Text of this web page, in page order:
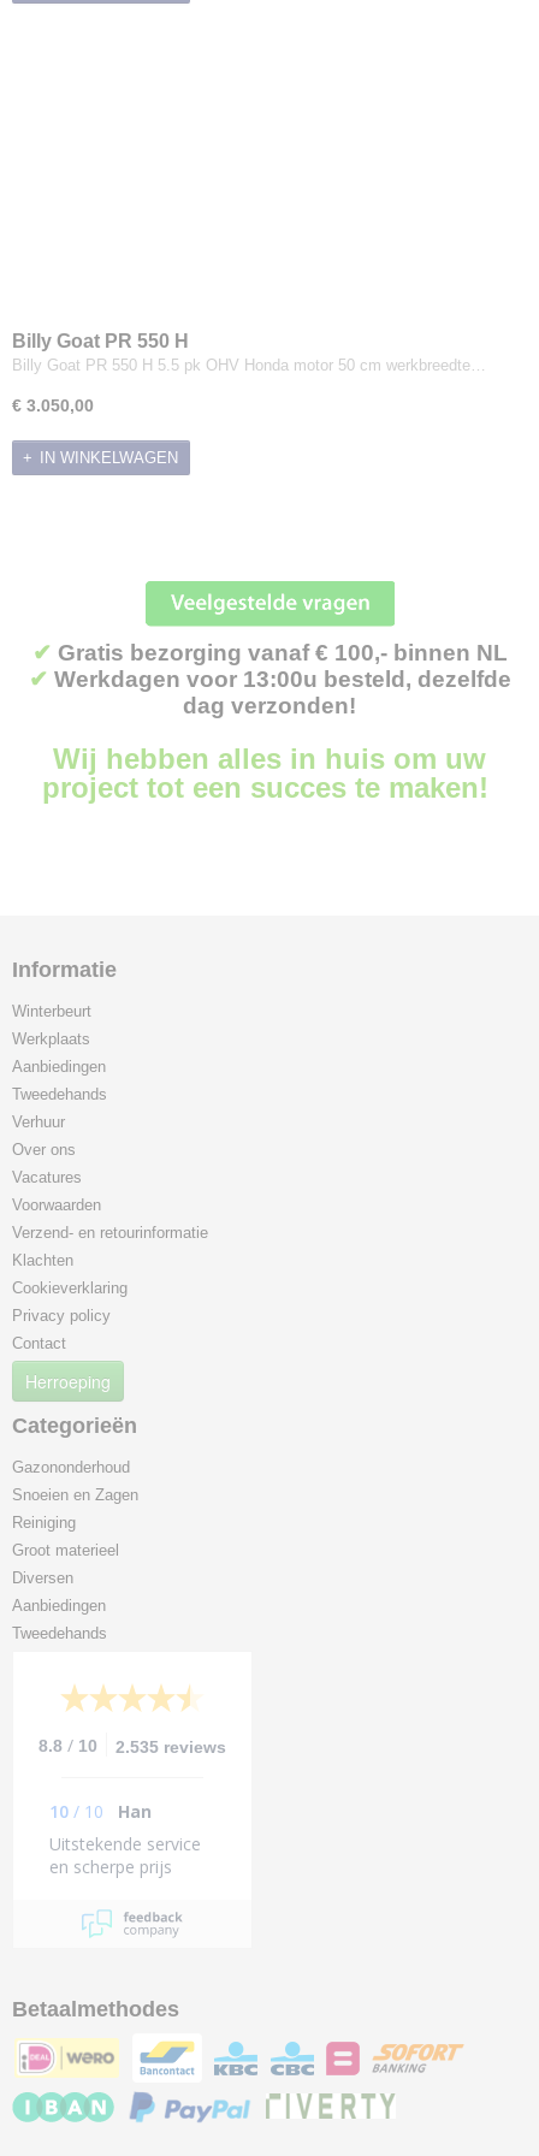
Billy Goat PR 550 H
Billy Goat PR 550 H 5.5 pk OHV Honda motor 50 cm werkbreedte…
€ 3.050,00
IN WINKELWAGEN
✔ Gratis bezorging vanaf € 100,- binnen NL
✔ Werkdagen voor 13:00u besteld, dezelfde
dag verzonden!
Wij hebben alles in huis om uw
project tot een succes te maken!
Informatie
Winterbeurt
Werkplaats
Aanbiedingen
Tweedehands
Verhuur
Over ons
Vacatures
Voorwaarden
Verzend- en retourinformatie
Klachten
Cookieverklaring
Privacy policy
Contact
Herroeping
Categorieën
Gazononderhoud
Snoeien en Zagen
Reiniging
Groot materieel
Diversen
Aanbiedingen
Tweedehands
8.8 / 10 2.535 reviews
10 / 10
Han
Uitstekende service
en scherpe prijs
Betaalmethodes